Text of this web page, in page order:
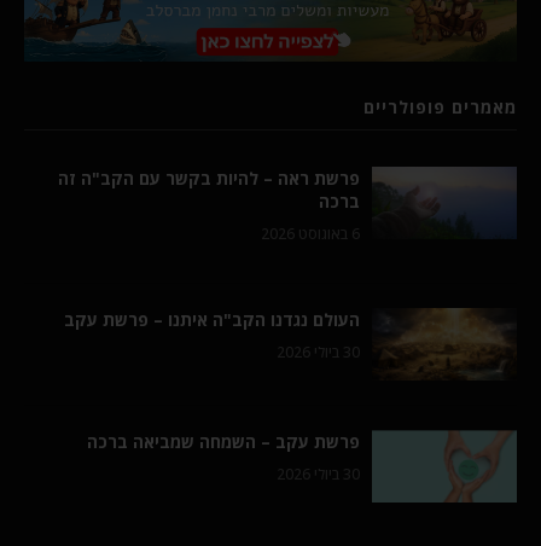
מאמרים פופולריים
פרשת ראה – להיות בקשר עם הקב"ה זה
ברכה
6 באוגוסט 2026
העולם נגדנו הקב"ה איתנו – פרשת עקב
30 ביולי 2026
פרשת עקב – השמחה שמביאה ברכה
30 ביולי 2026